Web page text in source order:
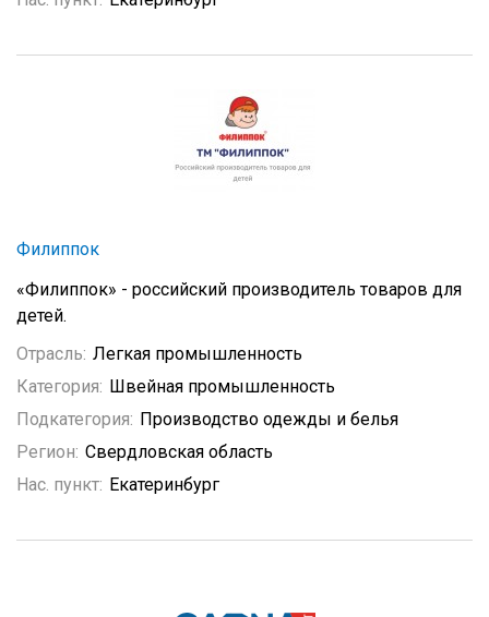
Филиппок
«Филиппок» - российский производитель товаров для
детей.
Отрасль: Легкая промышленность
Категория: Швейная промышленность
Подкатегория: Производство одежды и белья
Регион: Свердловская область
Нас. пункт: Екатеринбург